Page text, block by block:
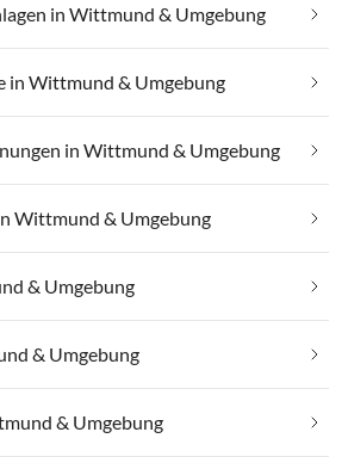
in Wittmund & Umgebung
in Wittmund & Umgebung
in Wittmund & Umgebung
Wittmund & Umgebung
& Umgebung
& Umgebung
& Umgebung